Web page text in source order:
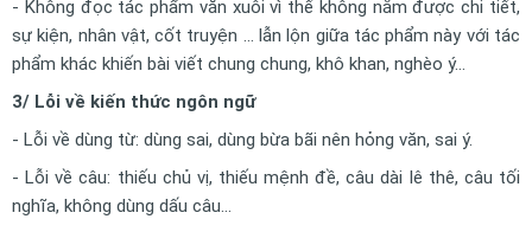
- Không đọc tác phẩm văn xuôi vì thế không nắm được chi tiết,
sự kiện, nhân vật, cốt truyện … lẫn lộn giữa tác phẩm này với tác
phẩm khác khiến bài viết chung chung, khô khan, nghèo ý…
3/ Lỗi về kiến thức ngôn ngữ
- Lỗi về dùng từ: dùng sai, dùng bừa bãi nên hỏng văn, sai ý.
- Lỗi về câu: thiếu chủ vị, thiếu mệnh đề, câu dài lê thê, câu tối
nghĩa, không dùng dấu câu...